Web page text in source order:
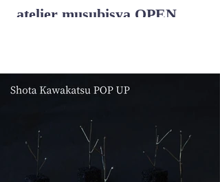
atelier musubisya OPEN